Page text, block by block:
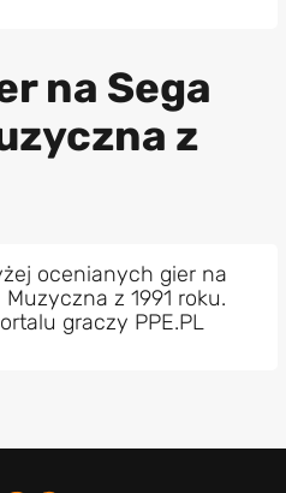
na Sega
z
ocenianych gier na
z 1991 roku.
graczy PPE.PL